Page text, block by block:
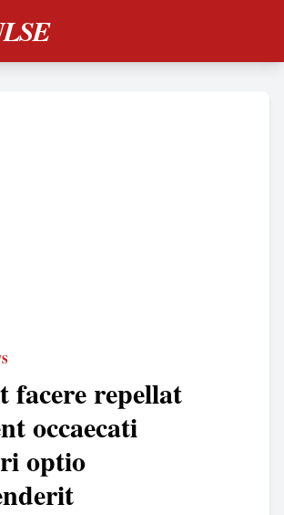
facere repellat
occaecati
optio